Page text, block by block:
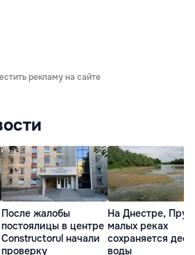
рекламу на сайте
После жалобы
постоялицы в центре
Constructorul начали
проверку
На Днестре,
малых реках
сохраняется
воды